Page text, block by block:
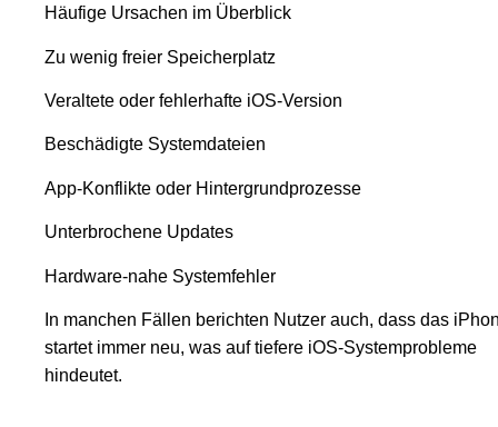
Häufige Ursachen im Überblick
Zu wenig freier Speicherplatz
Veraltete oder fehlerhafte iOS-Version
Beschädigte Systemdateien
App-Konflikte oder Hintergrundprozesse
Unterbrochene Updates
Hardware-nahe Systemfehler
In manchen Fällen berichten Nutzer auch, dass das
startet immer neu, was auf tiefere iOS-Systemprobleme
hindeutet.